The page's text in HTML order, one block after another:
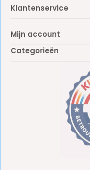
Klantenservice
Mijn account
Categorieën